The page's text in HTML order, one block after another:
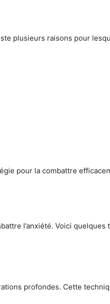
plusieurs raisons pour
pour la combattre
l’anxiété. Voici quelques
profondes. Cette